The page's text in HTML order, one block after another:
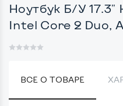
Ноутбук Б/У 17.3"
Intel Core 2 Duo,
ВСЕ О ТОВАРЕ